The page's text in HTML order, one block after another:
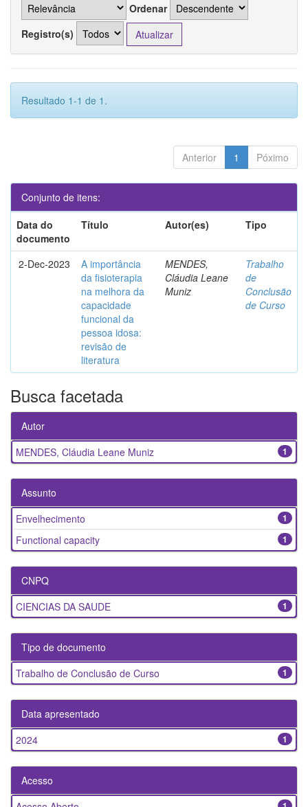
Ordenar
Registro(s)
Resultado 1-1 de 1.
Anterior 1 Póximo
Conjunto de itens:
Data do
documento
Título Autor(es) Tipo
2-Dec-2023
A importância
da fisioterapia
na melhora da
capacidade
funcional da
pessoa idosa:
revisão de
literatura
MENDES,
Cláudia Leane
Muniz
Trabalho
de
Conclusão
de Curso
Busca facetada
Autor
1
MENDES, Cláudia Leane Muniz
Assunto
1
Envelhecimento
1
Functional capacity
CNPQ
1
CIENCIAS DA SAUDE
Tipo de documento
1
Trabalho de Conclusão de Curso
Data apresentado
1
2024
Acesso